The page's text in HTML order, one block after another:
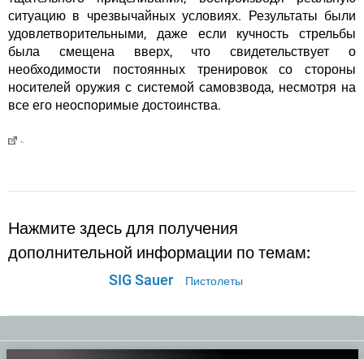
ситуацию в чрезвычайных условиях. Результаты были
удовлетворительными, даже если кучность стрельбы
была смещена вверх, что свидетельствует о
необходимости постоянных тренировок со стороны
носителей оружия с системой самовзвода, несмотря на
все его неоспоримые достоинства.
Нажмите здесь для получения
дополнительной информации по темам:
SIG Sauer Пистолеты